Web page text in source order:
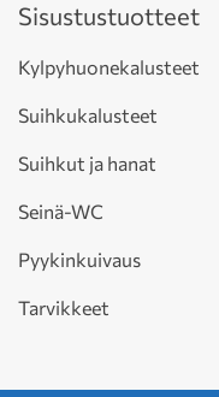
Sisustustuotteet
Kylpyhuonekalusteet
Suihkukalusteet
Suihkut ja hanat
Seinä-WC
Pyykinkuivaus
Tarvikkeet